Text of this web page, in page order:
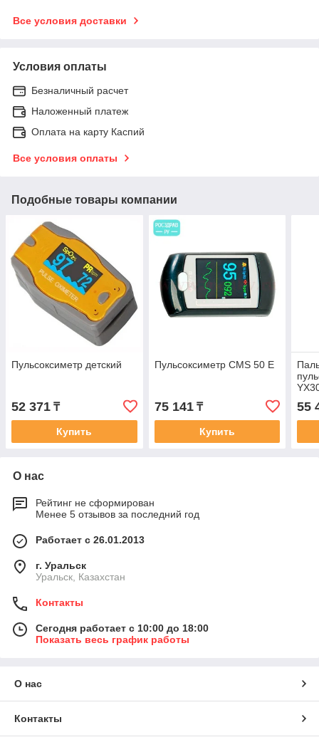
Все условия доставки
Условия оплаты
Безналичный расчет
Наложенный платеж
Оплата на карту Каспий
Все условия оплаты
Подобные товары компании
Пульсоксиметр детский
52 371 ₸
Купить
Пульсоксиметр CMS 50 E
75 141₸
Купить
55
О нас
Рейтинг не сформирован
Менее 5 отзывов за последний год
Работает с 26.01.2013
г. Уральск
Уральск, Казахстан
Контакты
Сегодня работает с 10:00 до 18:00
Показать весь график работы
О нас
Контакты